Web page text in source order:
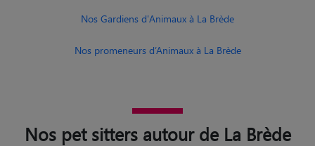
Nos Gardiens d'Animaux à La Brède
Nos promeneurs d’Animaux à La Brède
Nos pet sitters autour de La Brède